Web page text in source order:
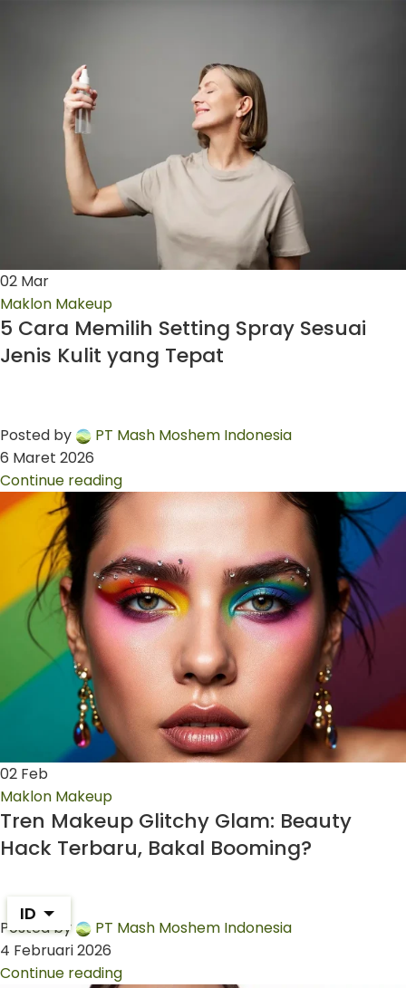
02 Mar
Maklon Makeup
5 Cara Memilih Setting Spray Sesuai
Jenis Kulit yang Tepat
Posted by
PT Mash Moshem Indonesia
6 Maret 2026
Continue reading
02 Feb
Maklon Makeup
Tren Makeup Glitchy Glam: Beauty
Hack Terbaru, Bakal Booming?
Posted by
PT Mash Moshem Indonesia
4 Februari 2026
Continue reading
ID